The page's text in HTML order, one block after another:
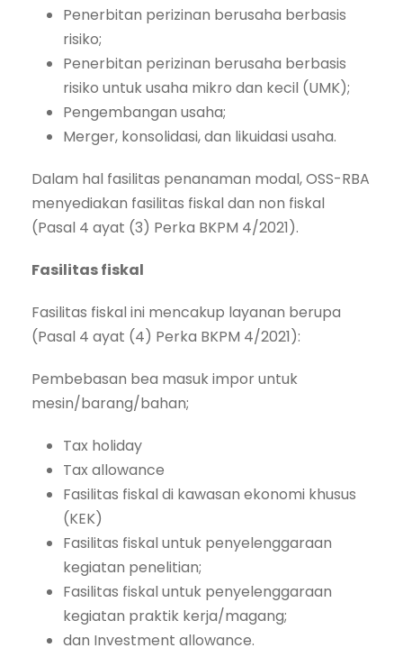
Penerbitan perizinan berusaha berbasis
risiko;
Penerbitan perizinan berusaha berbasis
risiko untuk usaha mikro dan kecil (UMK);
Pengembangan usaha;
Merger, konsolidasi, dan likuidasi usaha.
Dalam hal fasilitas penanaman modal, OSS-RBA
menyediakan fasilitas fiskal dan non fiskal
(Pasal 4 ayat (3) Perka BKPM 4/2021).
Fasilitas fiskal
Fasilitas fiskal ini mencakup layanan berupa
(Pasal 4 ayat (4) Perka BKPM 4/2021):
Pembebasan bea masuk impor untuk
mesin/barang/bahan;
Tax holiday
Tax allowance
Fasilitas fiskal di kawasan ekonomi khusus
(KEK)
Fasilitas fiskal untuk penyelenggaraan
kegiatan penelitian;
Fasilitas fiskal untuk penyelenggaraan
kegiatan praktik kerja/magang;
dan Investment allowance.